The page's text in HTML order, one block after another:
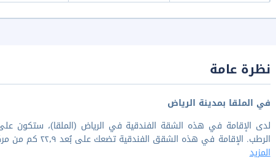
نظرة عامة
في الملقا بمدينة الرياض
لدى الإقامة في هذه الشقة الفندقية في الرياض (الملقا)، ستكون
الرطب. الإقامة في هذه الشقق الفندقية تضعك على بُعد ٢٢٫٩ كم من مركز الملك عبد العزيز للمؤتمرات و٢٣٫٥ كم من مركز الرياض
المزيد